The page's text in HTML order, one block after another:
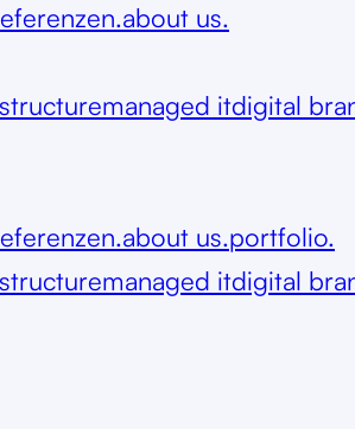
about us.
managed itdigital
about us.portfolio.
managed itdigital